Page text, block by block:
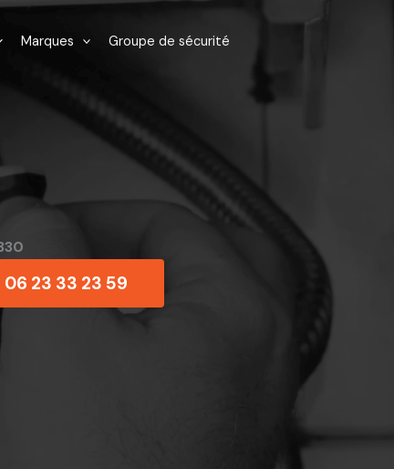
Marques Groupe de sécurité
06 23 33 23 59